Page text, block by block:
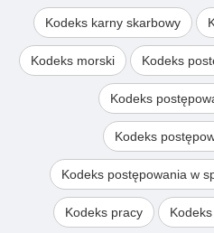
Kodeks karny skarbowy
Kodeks morski Kodeks
Kodeks
Kodeks
Kodeks postępowania w
Kodeks pracy